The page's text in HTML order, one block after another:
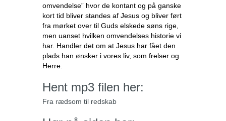
omvendelse” hvor de kontant og på ganske
kort tid bliver standes af Jesus og bliver ført
fra mørket over til Guds elskede søns rige,
men uanset hvilken omvendelses historie vi
har. Handler det om at Jesus har fået den
plads han ønsker i vores liv, som frelser og
Herre.
Hent mp3 filen her:
Fra rædsom til redskab